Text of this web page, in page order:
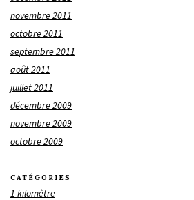
novembre 2011
octobre 2011
septembre 2011
août 2011
juillet 2011
décembre 2009
novembre 2009
octobre 2009
CATÉGORIES
1 kilomètre